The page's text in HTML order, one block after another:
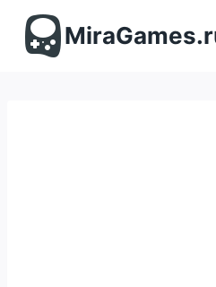
содержимому